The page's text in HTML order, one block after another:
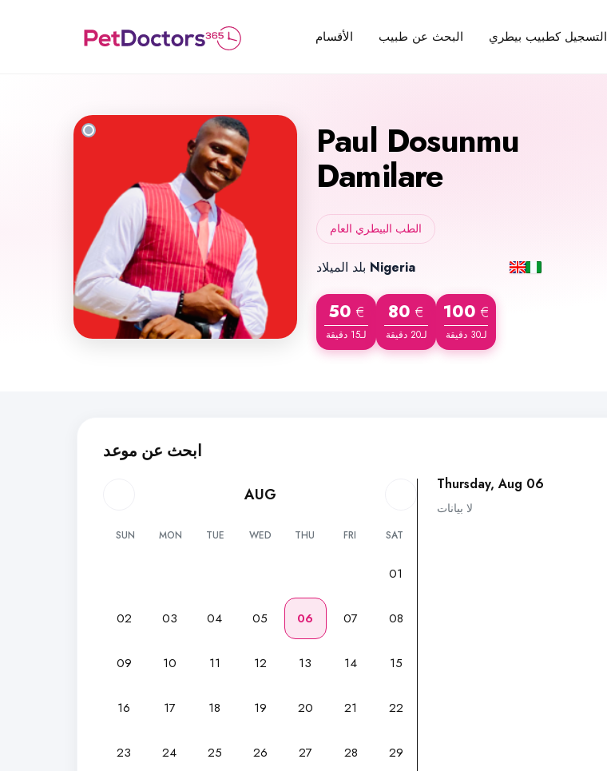
الأقسام البحث عن طبيب التسجيل كطبيب بيطري
Paul Dosunmu
Damilare
الطب البيطري العام
Nigeria
50 €
لـ15 دقيقة
80 €
لـ20 دقيقة
100 €
لـ30 دقيقة
ابحث عن موعد
AUG
SUN MON TUE WED THU FRI SAT
01
02 03 04 05 06 07 08
09 10 11 12 13 14 15
16 17 18 19 20 21 22
23 24 25 26 27 28 29
Thursday, Aug 06
لا بيانات